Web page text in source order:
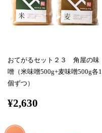
おてがるセット２３ 角屋の味
噌（米味噌500g+麦味噌500g各1
個ずつ）
¥2,630